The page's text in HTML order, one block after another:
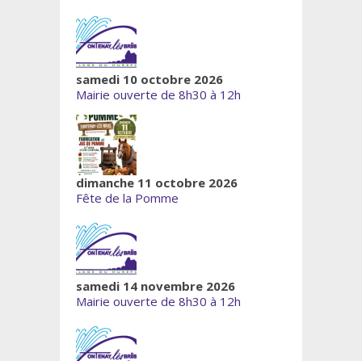
samedi 10 octobre 2026
Mairie ouverte de 8h30 à 12h
dimanche 11 octobre 2026
Fête de la Pomme
samedi 14 novembre 2026
Mairie ouverte de 8h30 à 12h